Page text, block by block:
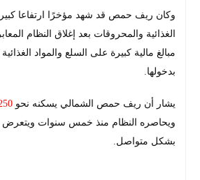
وكان ريف حمص قد شهد مؤخرًا ارتفاعا
الغذائية والمحروقات بعد إغلاق النظام
مبالغ مالية كبيرة على السلع والمواد
بدخولها.
يشار أن ريف حمص الشمالي يسكنه نحو
ويحاصره النظام منذ خمس سنوات
بشكل متواصل.